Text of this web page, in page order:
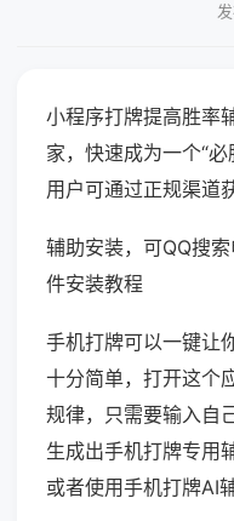
小程序打牌提高胜率
家，快速成为一个“
用户可通过正规渠道
辅助安装，可QQ搜
件安装教程
手机打牌可以一键让
十分简单，打开这个
规律，只需要输入自
生成出手机打牌专用
或者使用手机打牌AI